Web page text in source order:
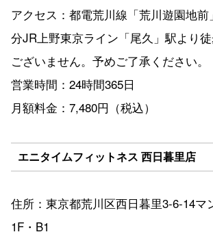
アクセス：都電荒川線「荒川遊園地前
分JR上野東京ライン「尾久」駅より
ございません。予めご了承ください。
営業時間：24時間365日
月額料金：7,480円（税込）
エニタイムフィットネス 西日暮里店
住所：東京都荒川区西日暮里3-6-14マ
1F・B1